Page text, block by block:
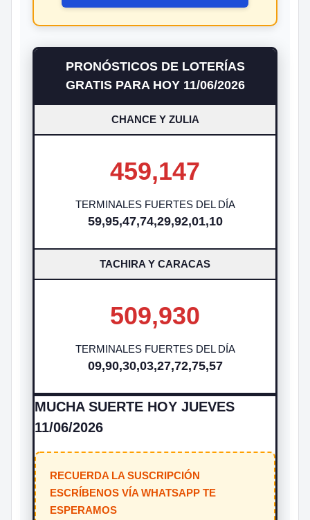
PRONÓSTICOS DE LOTERÍAS
GRATIS PARA HOY 11/06/2026
CHANCE Y ZULIA
459,147
TERMINALES FUERTES DEL DÍA
59,95,47,74,29,92,01,10
TACHIRA Y CARACAS
509,930
TERMINALES FUERTES DEL DÍA
09,90,30,03,27,72,75,57
MUCHA SUERTE HOY JUEVES
11/06/2026
RECUERDA LA SUSCRIPCIÓN
ESCRÍBENOS VÍA WHATSAPP TE
ESPERAMOS